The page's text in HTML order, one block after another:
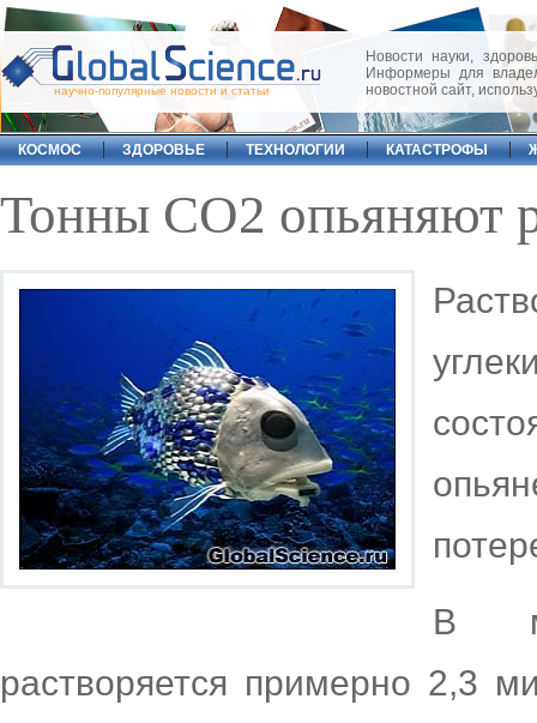
научно-популярные новости и статьи
Новости науки,
Информеры для
новостной сайт,
КОСМОС ЗДОРОВЬЕ ТЕХНОЛОГИИ КАТАСТРОФЫ
Тонны СО2 опьяняют
В
растворяется примерно 2,3